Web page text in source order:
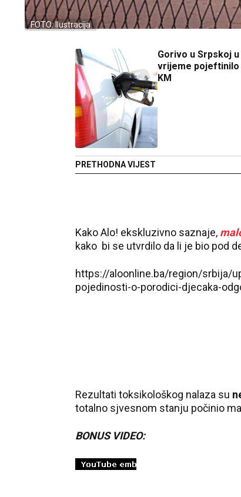
FOTO: Ilustracija
Gorivo u Srpskoj
vrijeme pojeftinilo
KM
PRETHODNA VIJEST
Kako Alo! ekskluzivno saznaje,
kako bi se utvrdilo da li je bio pod
https://aloonline.ba/region/srbija/
pojedinosti-o-porodici-djecaka-
Rezultati toksikološkog nalaza su
totalno sjvesnom stanju počinio
BONUS VIDEO: